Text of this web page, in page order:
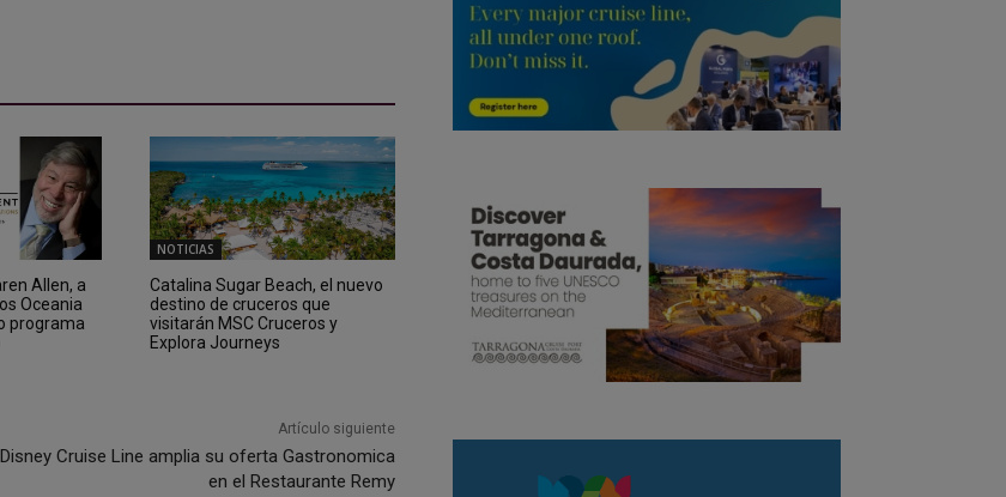
Allen, a
Oceania
programa
NOTICIAS
Catalina Sugar Beach, el nuevo
destino de cruceros que
visitarán MSC Cruceros y
Explora Journeys
Artículo siguiente
Disney Cruise Line amplia su oferta Gastronomica
en el Restaurante Remy